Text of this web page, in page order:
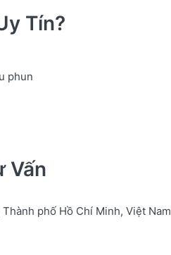
Tín?
phun
Vấn
phố Hồ Chí Minh, Việt Nam